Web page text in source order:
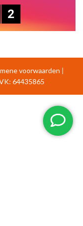
2
voorwaarden |
64435865